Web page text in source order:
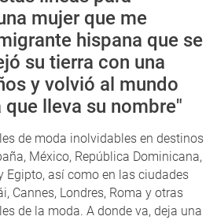
mujer que me
hispana que se
su tierra con una
y volvió al mundo
lleva su nombre"
de moda inolvidables en destinos
México, República Dominicana,
Egipto, así como en las ciudades
Cannes, Londres, Roma y otras
de la moda. A donde va, deja una